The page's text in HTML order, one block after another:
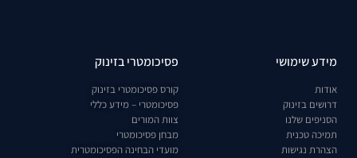
מידע שימושי
אודות
דרושים בזינוק
הסניפים שלנו
תמיכה טכנית
הצהרת נגישות
פסיכומטרי בזינוק
קורס פסיכומטרי בזינוק
פסיכומטרי – מידע כללי
צוות המורים
מבחן פסיכומטרי
מועדי הבחינה הפסיכומטרית